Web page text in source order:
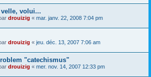
volui...
drouizig « mar. janv. 22, 2008 7:04 pm
drouizig « jeu. déc. 13, 2007 7:06 am
"catechismus"
drouizig « mer. nov. 14, 2007 12:33 pm